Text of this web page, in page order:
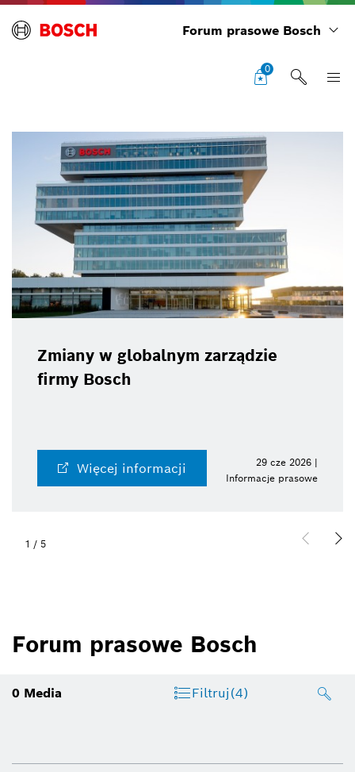
Forum prasowe Bosch
0
Zmiany w globalnym zarządzie
firmy Bosch
Więcej informacji
29 cze 2026 |
Informacje prasowe
1 / 5
Forum prasowe Bosch
0 Media Filtruj(4)